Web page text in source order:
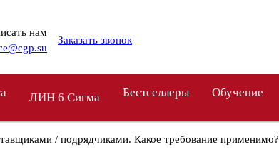
нам
Заказать звонок
ЛИН 6 Сигма Бестселлеры Обучение
/ подрядчиками. Какое требование применимо?